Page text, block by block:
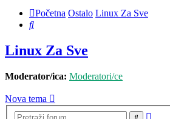
Početna Ostalo Linux Za Sve
Pretražnik
Linux Za Sve
Moderator/ica: Moderatori/ce
Nova tema
Pretražnik